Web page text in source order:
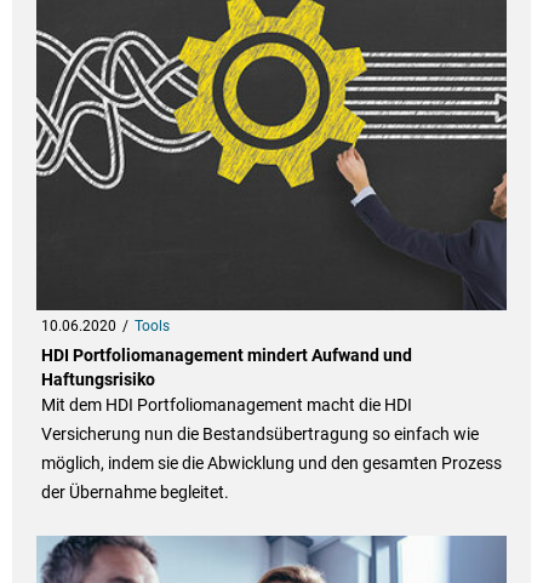
10.06.2020 Tools
HDI Portfoliomanagement mindert Aufwand und
Haftungsrisiko
Mit dem HDI Portfoliomanagement macht die HDI
Versicherung nun die Bestandsübertragung so einfach wie
möglich, indem sie die Abwicklung und den gesamten Prozess
der Übernahme begleitet.